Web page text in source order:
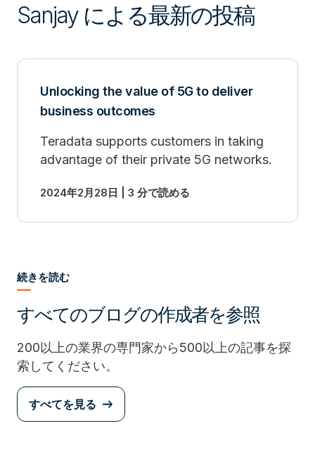
Sanjay による最新の投稿
Unlocking the value of 5G to deliver
business outcomes
Teradata supports customers in taking
advantage of their private 5G networks.
2024年2月28日 | 3 分で読める
続きを読む
すべてのブログの作成者を参照
200以上の業界の専門家から500以上の記事を探
索してください。
すべてを見る